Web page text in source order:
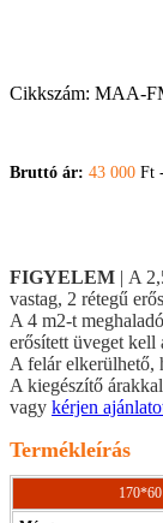
Cikkszám: MAA-
Bruttó ár: 43 000 Ft
FIGYELEM | A
vastag, 2 rétegű
A 4 m2-t
erősített üveget kell
A felár elkerülhető,
A kiegészítő
vagy kérjen
Termékleírás